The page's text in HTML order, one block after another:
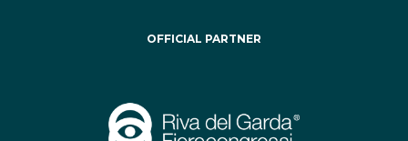
OFFICIAL PARTNER